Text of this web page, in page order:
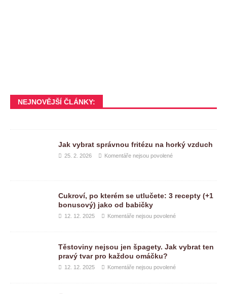
NEJNOVĚJŠÍ ČLÁNKY:
Jak vybrat správnou fritézu na horký vzduch
25. 2. 2026 Komentáře nejsou povolené
Cukroví, po kterém se utlučete: 3 recepty (+1
bonusový) jako od babičky
12. 12. 2025 Komentáře nejsou povolené
Těstoviny nejsou jen špagety. Jak vybrat ten
pravý tvar pro každou omáčku?
12. 12. 2025 Komentáře nejsou povolené